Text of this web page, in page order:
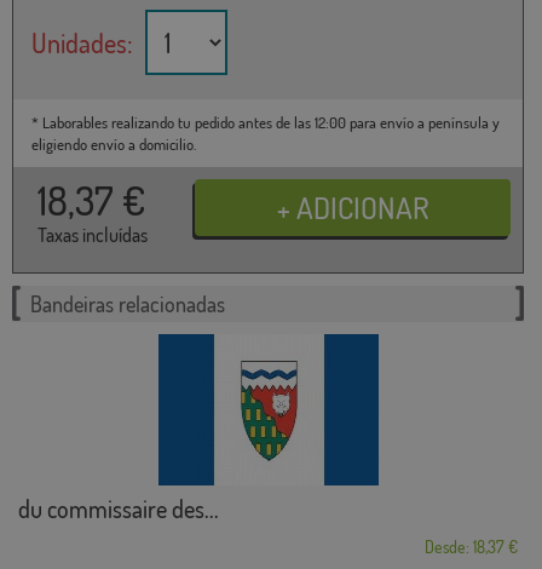
Unidades:
* Laborables realizando tu pedido antes de las 12:00 para envío a península y
eligiendo envío a domicilio.
18,37 €
Taxas incluídas
Bandeiras relacionadas
du commissaire des...
Desde: 18,37 €